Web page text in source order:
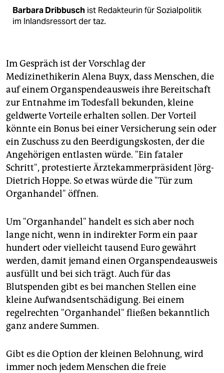
Barbara Dribbusch ist Redakteurin für Sozialpolitik
im Inlandsressort der taz.
Im Gespräch ist der Vorschlag der
Medizinethikerin Alena Buyx, dass Menschen, die
auf einem Organspendeausweis ihre Bereitschaft
zur Entnahme im Todesfall bekunden, kleine
geldwerte Vorteile erhalten sollen. Der Vorteil
könnte ein Bonus bei einer Versicherung sein oder
ein Zuschuss zu den Beerdigungskosten, der die
Angehörigen entlasten würde. "Ein fataler
Schritt", protestierte Ärztekammerpräsident Jörg-
Dietrich Hoppe. So etwas würde die "Tür zum
Organhandel" öffnen.
Um "Organhandel" handelt es sich aber noch
lange nicht, wenn in indirekter Form ein paar
hundert oder vielleicht tausend Euro gewährt
werden, damit jemand einen Organspendeausweis
ausfüllt und bei sich trägt. Auch für das
Blutspenden gibt es bei manchen Stellen eine
kleine Aufwandsentschädigung. Bei einem
regelrechten "Organhandel" fließen bekanntlich
ganz andere Summen.
Gibt es die Option der kleinen Belohnung, wird
immer noch jedem Menschen die freie